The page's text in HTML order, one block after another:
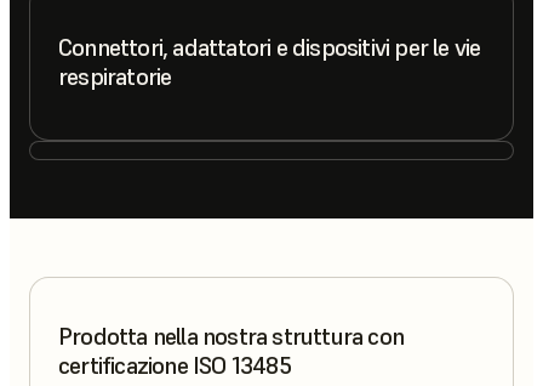
Connettori, adattatori e dispositivi per le vie
respiratorie
Prodotta nella nostra struttura con
certificazione ISO 13485